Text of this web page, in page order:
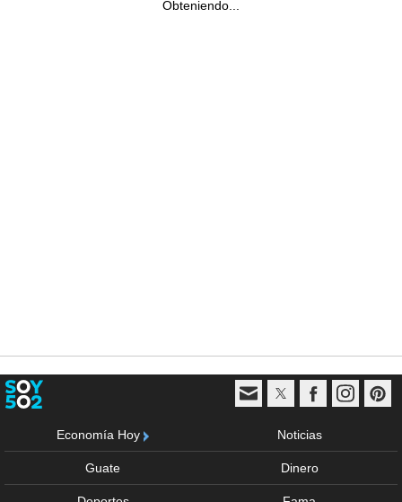
Obteniendo...
Economía Hoy Noticias
Guate Dinero